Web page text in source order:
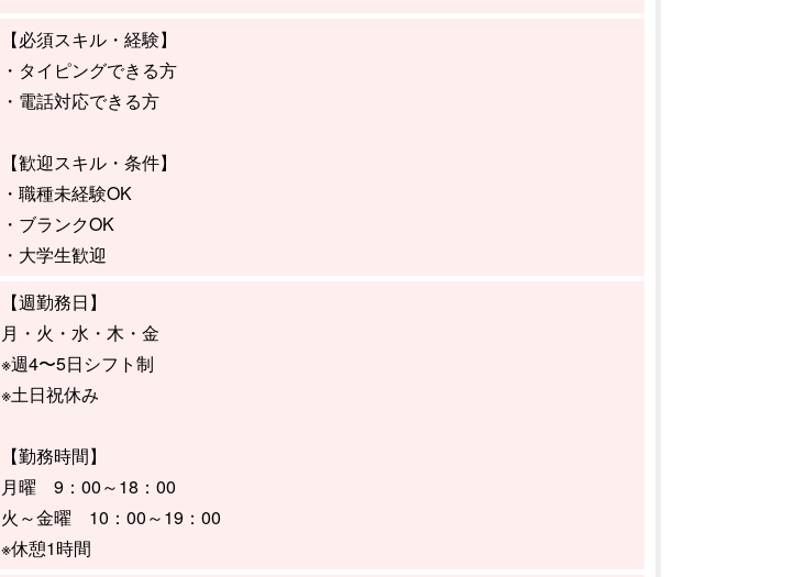
【必須スキル・経験】
・タイピングできる方
・電話対応できる方
【歓迎スキル・条件】
・職種未経験OK
・ブランクOK
・大学生歓迎
【週勤務日】
月・火・水・木・金
※週4〜5日シフト制
※土日祝休み
【勤務時間】
月曜 9：00～18：00
火～金曜 10：00～19：00
※休憩1時間